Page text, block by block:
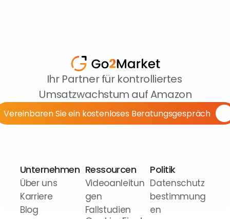
Ihr Partner für kontrolliertes
Umsatzwachstum auf Amazon
Vereinbaren Sie ein kostenloses Beratungsgespräch
Unternehmen
Über uns
Karriere
Blog
Ressourcen
Videoanleitun
gen
Fallstudien
Politik
Datenschutz
bestimmung
en